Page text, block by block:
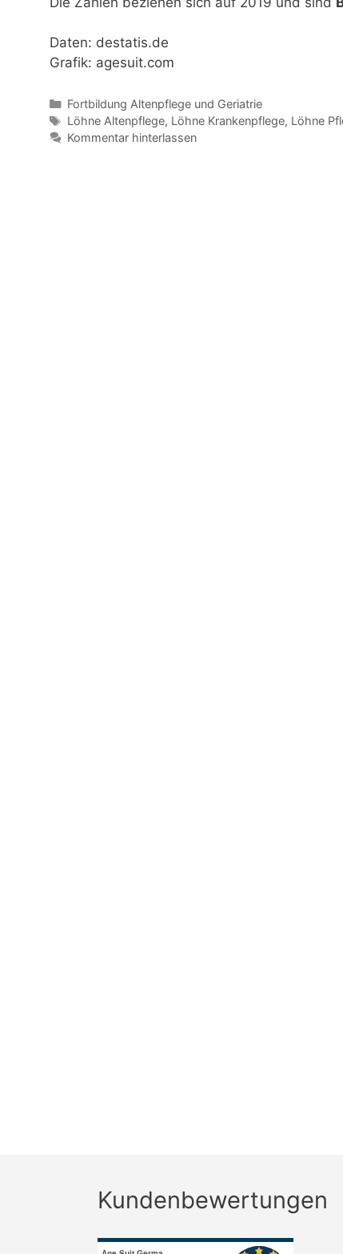
Daten: destatis.de
Grafik: agesuit.com
Kategorien
Fortbildung Altenpflege und Geriatrie
Schlagwörter
Löhne Altenpflege, Löhne Krankenpflege, Löhne
Kommentar hinterlassen
Kundenbewertungen